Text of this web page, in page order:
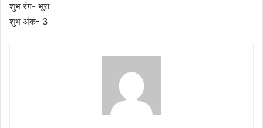
शुभ रंग- भूरा
शुभ अंक- 3